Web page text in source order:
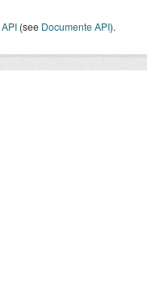
API (see Documente API).